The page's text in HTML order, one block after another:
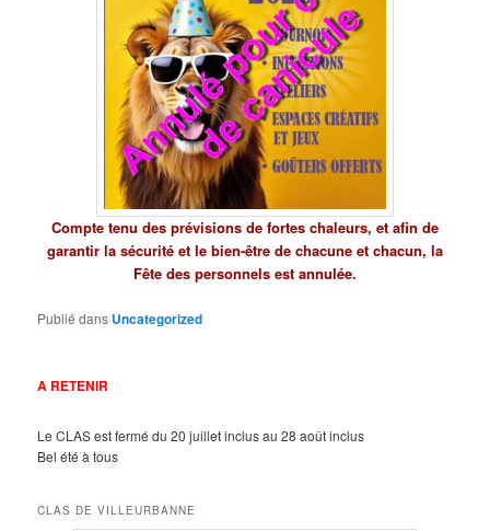
Compte tenu des prévisions de fortes chaleurs, et afin de
garantir la sécurité et le bien-être de chacune et chacun, la
Fête des personnels est annulée.
Publié dans Uncategorized
A RETENIR
Le CLAS est fermé du 20 juillet inclus au 28 août inclus
Bel été à tous
CLAS DE VILLEURBANNE